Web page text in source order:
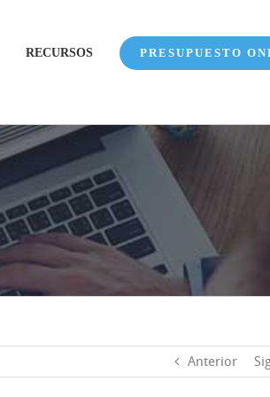
RECURSOS PRESUPUESTO
Anterior